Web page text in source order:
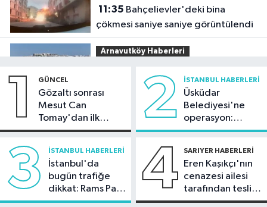
11:35
çökmesi saniye saniye görüntülendi
Arnavutköy Haberleri
konutlar hızla yükseliyor
10:46Uzmandan botoks uyarısı!
Sultangazi Haberleri
10:30
trafik ışığına çarptı
1 GÜNCEL
Gözaltı sonrası
Mesut Can
Tomay'dan ilk
açıklama
2 İSTANBUL HABERLERI
Üsküdar
Belediyesi'ne
operasyon:
Sinem Dedetaş'a
3 İSTANBUL HABERLERI
İstanbul'da
bugün trafiğe
dikkat: Rams Park
çevresinde bazı
4 SARIYER HABERLERI
Eren Kaşıkçı'nın
cenazesi ailesi
tarafından teslim
alındı